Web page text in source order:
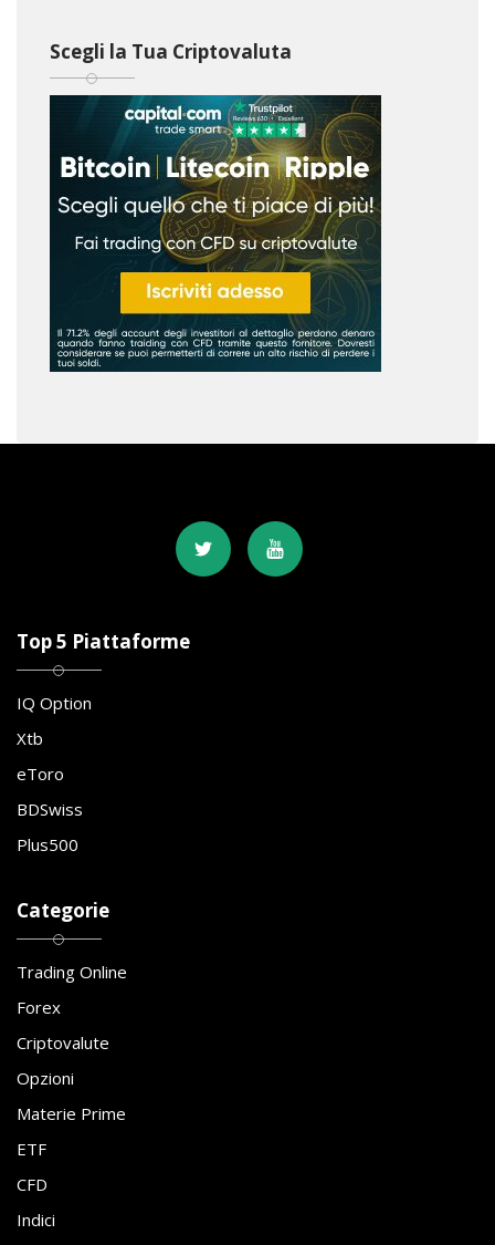
Scegli la Tua Criptovaluta
Top 5 Piattaforme
IQ Option
Xtb
eToro
BDSwiss
Plus500
Categorie
Trading Online
Forex
Criptovalute
Opzioni
Materie Prime
ETF
CFD
Indici